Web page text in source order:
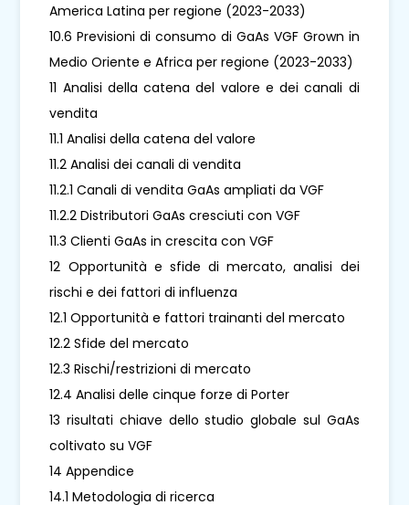
America Latina per regione (2023-2033)
10.6 Previsioni di consumo di GaAs VGF Grown in
Medio Oriente e Africa per regione (2023-2033)
11 Analisi della catena del valore e dei canali di
vendita
11.1 Analisi della catena del valore
11.2 Analisi dei canali di vendita
11.2.1 Canali di vendita GaAs ampliati da VGF
11.2.2 Distributori GaAs cresciuti con VGF
11.3 Clienti GaAs in crescita con VGF
12 Opportunità e sfide di mercato, analisi dei
rischi e dei fattori di influenza
12.1 Opportunità e fattori trainanti del mercato
12.2 Sfide del mercato
12.3 Rischi/restrizioni di mercato
12.4 Analisi delle cinque forze di Porter
13 risultati chiave dello studio globale sul GaAs
coltivato su VGF
14 Appendice
14.1 Metodologia di ricerca